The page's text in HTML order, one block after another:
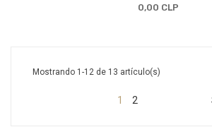
0,00 CLP
Mostrando 1-12 de 13 artículo(s)
1 2